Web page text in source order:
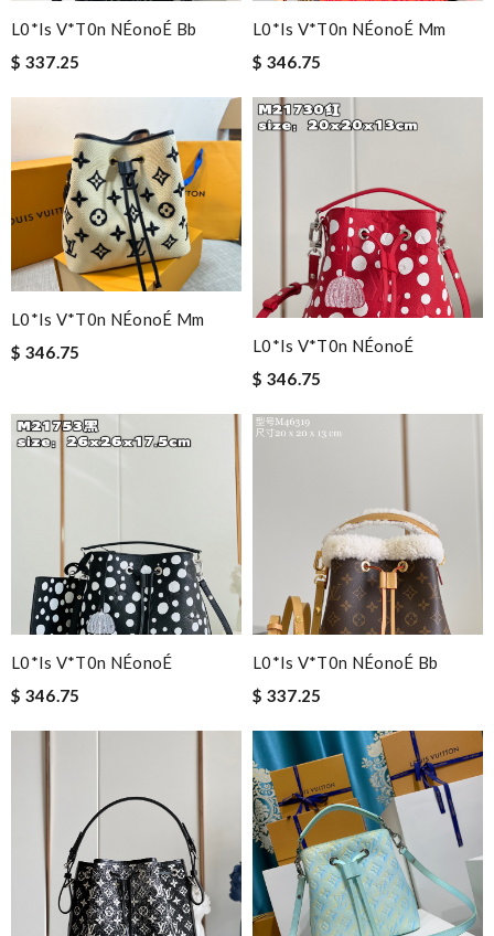
L0*is V*t0n NÉonoÉ Bb
$ 337.25
L0*is V*t0n NÉonoÉ Mm
$ 346.75
L0*is V*t0n NÉonoÉ Mm
$ 346.75
L0*is V*t0n NÉonoÉ
$ 346.75
L0*is V*t0n NÉonoÉ
$ 346.75
L0*is V*t0n NÉonoÉ Bb
$ 337.25